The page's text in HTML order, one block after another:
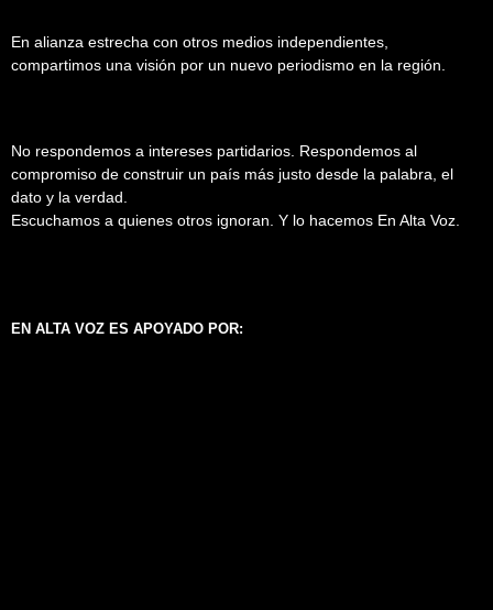
En alianza estrecha con otros medios independientes,
compartimos una visión por un nuevo periodismo en la región.
No respondemos a intereses partidarios. Respondemos al
compromiso de construir un país más justo desde la palabra, el
dato y la verdad.
Escuchamos a quienes otros ignoran. Y lo hacemos En Alta Voz.
EN ALTA VOZ ES APOYADO POR: